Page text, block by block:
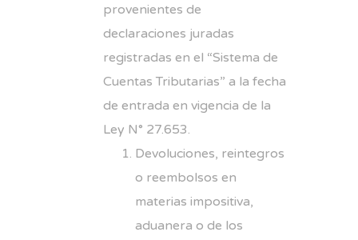
provenientes de
declaraciones juradas
registradas en el “Sistema de
Cuentas Tributarias” a la fecha
de entrada en vigencia de la
Ley N° 27.653.
Devoluciones, reintegros
o reembolsos en
materias impositiva,
aduanera o de los